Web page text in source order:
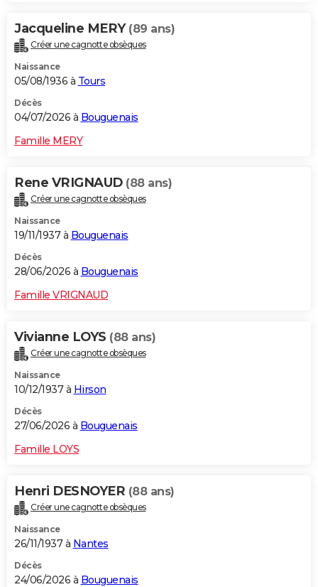
Jacqueline MERY (89 ans)
Créer une cagnotte obsèques
Naissance
05/08/1936 à Tours
Décès
04/07/2026 à Bouguenais
Famille MERY
Rene VRIGNAUD (88 ans)
Créer une cagnotte obsèques
Naissance
19/11/1937 à Bouguenais
Décès
28/06/2026 à Bouguenais
Famille VRIGNAUD
Vivianne LOYS (88 ans)
Créer une cagnotte obsèques
Naissance
10/12/1937 à Hirson
Décès
27/06/2026 à Bouguenais
Famille LOYS
Henri DESNOYER (88 ans)
Créer une cagnotte obsèques
Naissance
26/11/1937 à Nantes
Décès
24/06/2026 à Bouguenais